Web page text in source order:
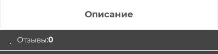
Описание
Отзывы:0